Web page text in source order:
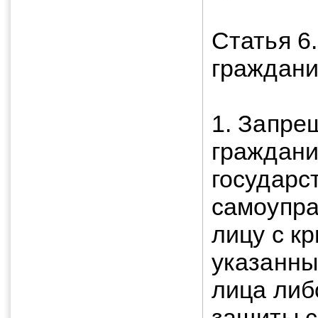
Статья
1.
лицу с
лица